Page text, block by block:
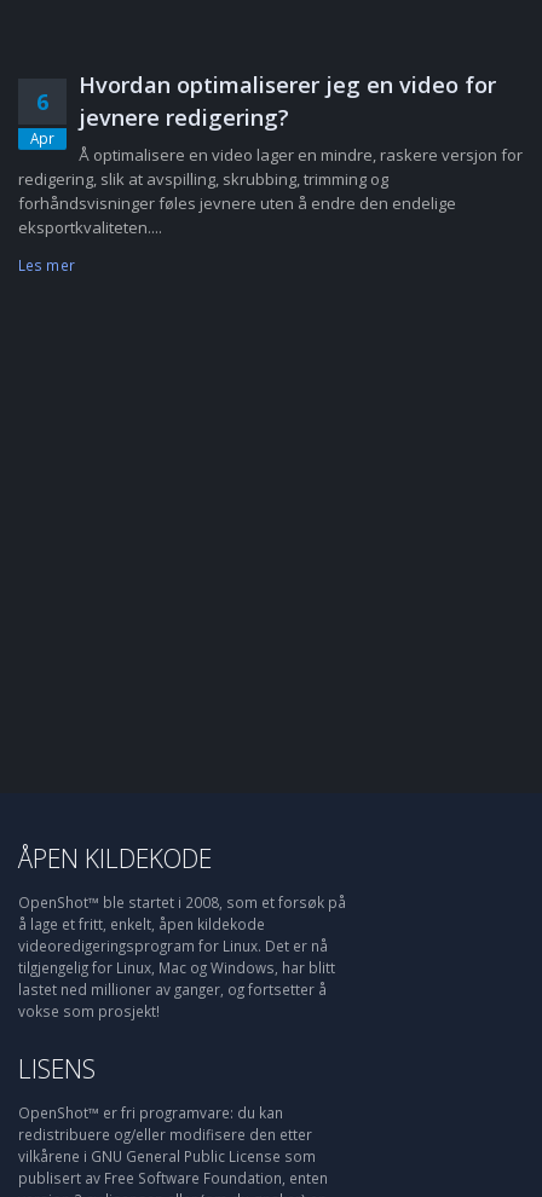
6
Apr
Hvordan optimaliserer jeg en video for
jevnere redigering?
Å optimalisere en video lager en mindre, raskere versjon for
redigering, slik at avspilling, skrubbing, trimming og
forhåndsvisninger føles jevnere uten å endre den endelige
eksportkvaliteten....
Les mer
ÅPEN KILDEKODE
OpenShot™ ble startet i 2008, som et forsøk på
å lage et fritt, enkelt, åpen kildekode
videoredigeringsprogram for Linux. Det er nå
tilgjengelig for Linux, Mac og Windows, har blitt
lastet ned millioner av ganger, og fortsetter å
vokse som prosjekt!
LISENS
OpenShot™ er fri programvare: du kan
redistribuere og/eller modifisere den etter
vilkårene i GNU General Public License som
publisert av Free Software Foundation, enten